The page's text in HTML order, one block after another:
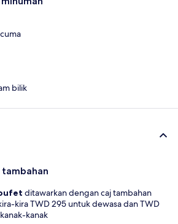
bilik
ditawarkan dengan caj tambahan
kira TWD 295 untuk dewasa dan TWD
kanak